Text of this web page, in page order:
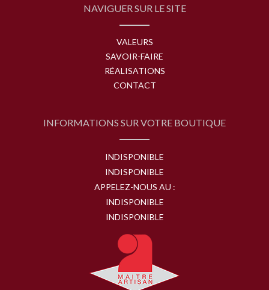
NAVIGUER SUR LE SITE
VALEURS
SAVOIR-FAIRE
RÉALISATIONS
CONTACT
INFORMATIONS SUR VOTRE BOUTIQUE
INDISPONIBLE
INDISPONIBLE
APPELEZ-NOUS AU :
INDISPONIBLE
INDISPONIBLE